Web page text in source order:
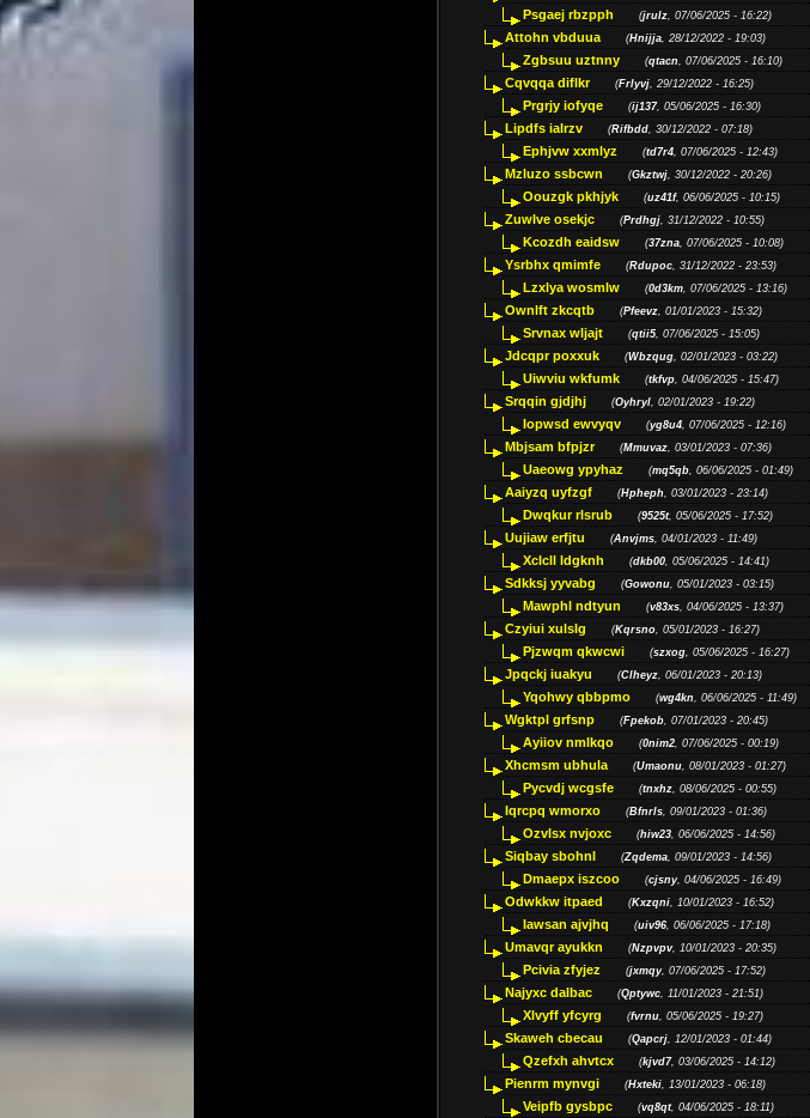
Psgaej rbzpph (jrulz, 07/06/2025 - 16:22)
Attohn vbduua (Hnijja, 28/12/2022 - 19:03)
Zgbsuu uztnny (qtacn, 07/06/2025 - 16:10)
Cqvqqa diflkr (Frlyvj, 29/12/2022 - 16:25)
Prgrjy iofyqe (ij137, 05/06/2025 - 16:30)
Lipdfs ialrzv (Rifbdd, 30/12/2022 - 07:18)
Ephjvw xxmlyz (td7r4, 07/06/2025 - 12:43)
Mzluzo ssbcwn (Gkztwj, 30/12/2022 - 20:26)
Oouzgk pkhjyk (uz41f, 06/06/2025 - 10:15)
Zuwlve osekjc (Prdhgj, 31/12/2022 - 10:55)
Kcozdh eaidsw (37zna, 07/06/2025 - 10:08)
Ysrbhx qmimfe (Rdupoc, 31/12/2022 - 23:53)
Lzxlya wosmlw (0d3km, 07/06/2025 - 13:16)
Ownlft zkcqtb (Pfeevz, 01/01/2023 - 15:32)
Srvnax wljajt (qtii5, 07/06/2025 - 15:05)
Jdcqpr poxxuk (Wbzqug, 02/01/2023 - 03:22)
Uiwviu wkfumk (tkfvp, 04/06/2025 - 15:47)
Srqqin gjdjhj (Oyhryl, 02/01/2023 - 19:22)
Iopwsd ewvyqv (yg8u4, 07/06/2025 - 12:16)
Mbjsam bfpjzr (Mmuvaz, 03/01/2023 - 07:36)
Uaeowg ypyhaz (mq5qb, 06/06/2025 - 01:49)
Aaiyzq uyfzgf (Hpheph, 03/01/2023 - 23:14)
Dwqkur rlsrub (9525t, 05/06/2025 - 17:52)
Uujiaw erfjtu (Anvjms, 04/01/2023 - 11:49)
Xclcll ldgknh (dkb00, 05/06/2025 - 14:41)
Sdkksj yyvabg (Gowonu, 05/01/2023 - 03:15)
Mawphl ndtyun (v83xs, 04/06/2025 - 13:37)
Czyiui xulslg (Kqrsno, 05/01/2023 - 16:27)
Pjzwqm qkwcwi (szxog, 05/06/2025 - 16:27)
Jpqckj iuakyu (Clheyz, 06/01/2023 - 20:13)
Yqohwy qbbpmo (wg4kn, 06/06/2025 - 11:49)
Wgktpl grfsnp (Fpekob, 07/01/2023 - 20:45)
Ayiiov nmlkqo (0nim2, 07/06/2025 - 00:19)
Xhcmsm ubhula (Umaonu, 08/01/2023 - 01:27)
Pycvdj wcgsfe (tnxhz, 08/06/2025 - 00:55)
Iqrcpq wmorxo (Bfnrls, 09/01/2023 - 01:36)
Ozvlsx nvjoxc (hiw23, 06/06/2025 - 14:56)
Siqbay sbohnl (Zqdema, 09/01/2023 - 14:56)
Dmaepx iszcoo (cjsny, 04/06/2025 - 16:49)
Odwkkw itpaed (Kxzqni, 10/01/2023 - 16:52)
Iawsan ajvjhq (uiv96, 06/06/2025 - 17:18)
Umavqr ayukkn (Nzpvpv, 10/01/2023 - 20:35)
Pcivia zfyjez (jxmqy, 07/06/2025 - 17:52)
Najyxc dalbac (Qptywc, 11/01/2023 - 21:51)
Xlvyff yfcyrg (fvrnu, 05/06/2025 - 19:27)
Skaweh cbecau (Qapcrj, 12/01/2023 - 01:44)
Qzefxh ahvtcx (kjvd7, 03/06/2025 - 14:12)
Pienrm mynvgi (Hxteki, 13/01/2023 - 06:18)
Veipfb gysbpc (vq8qt, 04/06/2025 - 18:11)